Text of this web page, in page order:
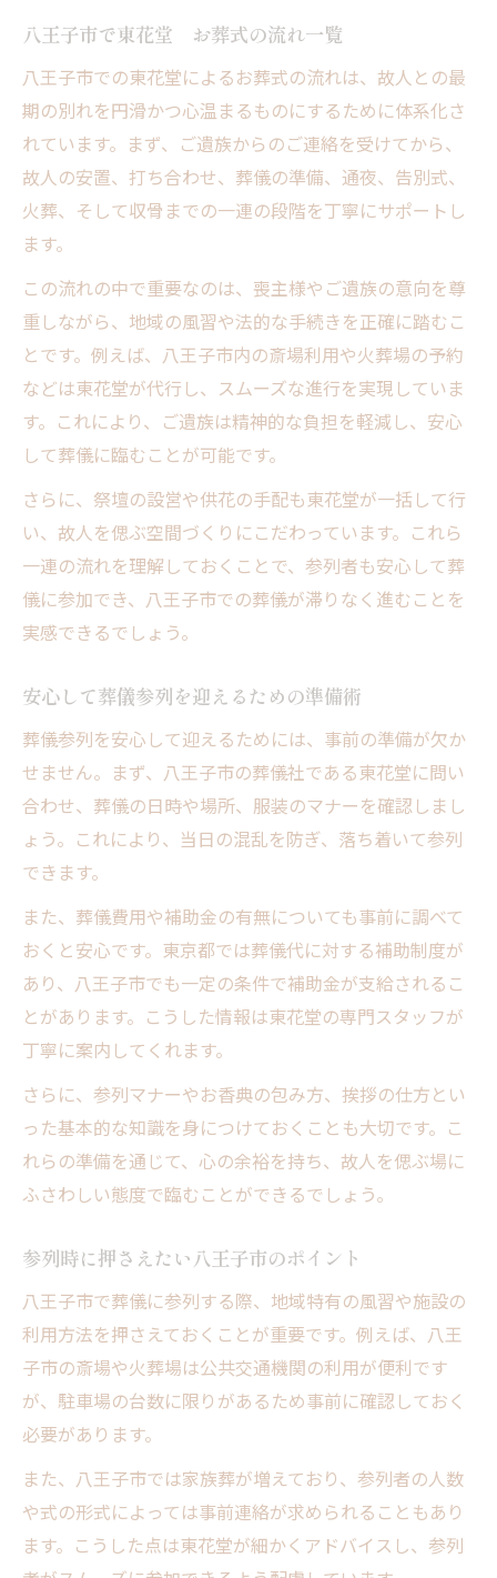
経済的に安心できる参列準備術
八王子市家族葬の特徴比較早見表
東花堂 お葬式が提案する家族葬の魅力
家族葬を選ぶ際のポイント解説
八王子市で注目の家族葬事情とは
補助金申請を活用した葬儀参列の工夫
八王子市の葬儀補助金申請手順一覧
東花堂 お葬式で申請をスムーズに進める
コツ
補助金の申請に必要な書類と注意点
申請ミスを防ぐための事前準備
八王子市で使える補助制度の種類
参列時のマナーや流れを徹底解説
八王子市での参列マナー早見表
東花堂 お葬式が伝える参列時の注意点
マナー違反を防ぐための心得
葬式で「ありがとう」への配慮とは
八王子市で東花堂 お葬式の流れ一覧
八王子市での東花堂によるお葬式の流れは、故人との最
期の別れを円滑かつ心温まるものにするために体系化さ
れています。まず、ご遺族からのご連絡を受けてから、
故人の安置、打ち合わせ、葬儀の準備、通夜、告別式、
火葬、そして収骨までの一連の段階を丁寧にサポートし
ます。
この流れの中で重要なのは、喪主様やご遺族の意向を尊
重しながら、地域の風習や法的な手続きを正確に踏むこ
とです。例えば、八王子市内の斎場利用や火葬場の予約
などは東花堂が代行し、スムーズな進行を実現していま
す。これにより、ご遺族は精神的な負担を軽減し、安心
して葬儀に臨むことが可能です。
さらに、祭壇の設営や供花の手配も東花堂が一括して行
い、故人を偲ぶ空間づくりにこだわっています。これら
一連の流れを理解しておくことで、参列者も安心して葬
儀に参加でき、八王子市での葬儀が滞りなく進むことを
実感できるでしょう。
安心して葬儀参列を迎えるための準備術
葬儀参列を安心して迎えるためには、事前の準備が欠か
せません。まず、八王子市の葬儀社である東花堂に問い
合わせ、葬儀の日時や場所、服装のマナーを確認しまし
ょう。これにより、当日の混乱を防ぎ、落ち着いて参列
できます。
また、葬儀費用や補助金の有無についても事前に調べて
おくと安心です。東京都では葬儀代に対する補助制度が
あり、八王子市でも一定の条件で補助金が支給されるこ
とがあります。こうした情報は東花堂の専門スタッフが
丁寧に案内してくれます。
さらに、参列マナーやお香典の包み方、挨拶の仕方とい
った基本的な知識を身につけておくことも大切です。こ
れらの準備を通じて、心の余裕を持ち、故人を偲ぶ場に
ふさわしい態度で臨むことができるでしょう。
参列時に押さえたい八王子市のポイント
八王子市で葬儀に参列する際、地域特有の風習や施設の
利用方法を押さえておくことが重要です。例えば、八王
子市の斎場や火葬場は公共交通機関の利用が便利です
が、駐車場の台数に限りがあるため事前に確認しておく
必要があります。
また、八王子市では家族葬が増えており、参列者の人数
や式の形式によっては事前連絡が求められることもあり
ます。こうした点は東花堂が細かくアドバイスし、参列